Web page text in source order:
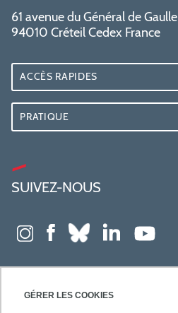
GÉRER LES COOKIES
61 avenue du Général de Gaulle
94010 Créteil Cedex France
ACCÈS RAPIDES
PRATIQUE
SUIVEZ-NOUS